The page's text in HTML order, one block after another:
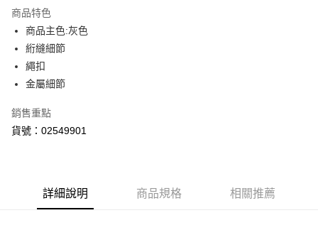
街口支付
悠遊付
Google Pay
貨到付款
付款後7-11取貨
商品特色
商品主色:灰色
絎縫細節
繩扣
金屬細節
銷售重點
貨號：02549901
詳細說明 商品規格 相關推薦